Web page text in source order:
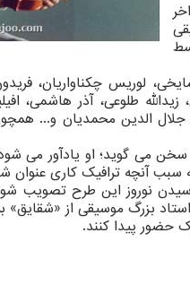
لوریس چكناواریان،
طلوعی، آذر هاشمی،
جلال الدین محمدیان و...
می گوید؛ او یادآور می
آنچه ترافیك كاری عنوان
نوروز این طرح تصویب
بزرگ موسیقی از «شقایق»
حضور پیدا كنند.